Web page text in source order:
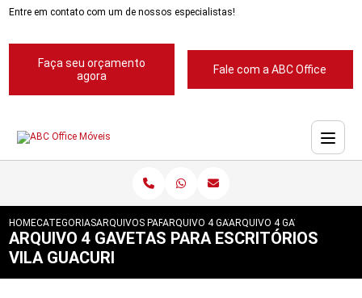
Entre em contato com um de nossos especialistas!
Faça seu orçamento
agora
Fale com a ABC Office
HOMECATEGORIASARQUIVOS PARA ESCRITORIOS
ARQUIVO 4 GAVETAS PARA ESCRITORIOS
ARQUIVO 4 GAVETAS PARA
ARQUIVO 4 GAVETAS PARA ESCRITÓRIOS
VILA GUACURI